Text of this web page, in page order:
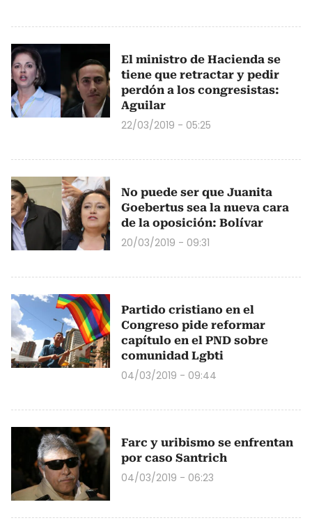
El ministro de Hacienda se
tiene que retractar y pedir
perdón a los congresistas:
Aguilar
22/03/2019 - 05:25
No puede ser que Juanita
Goebertus sea la nueva cara
de la oposición: Bolívar
20/03/2019 - 09:31
Partido cristiano en el
Congreso pide reformar
capítulo en el PND sobre
comunidad Lgbti
04/03/2019 - 09:44
Farc y uribismo se enfrentan
por caso Santrich
04/03/2019 - 06:23